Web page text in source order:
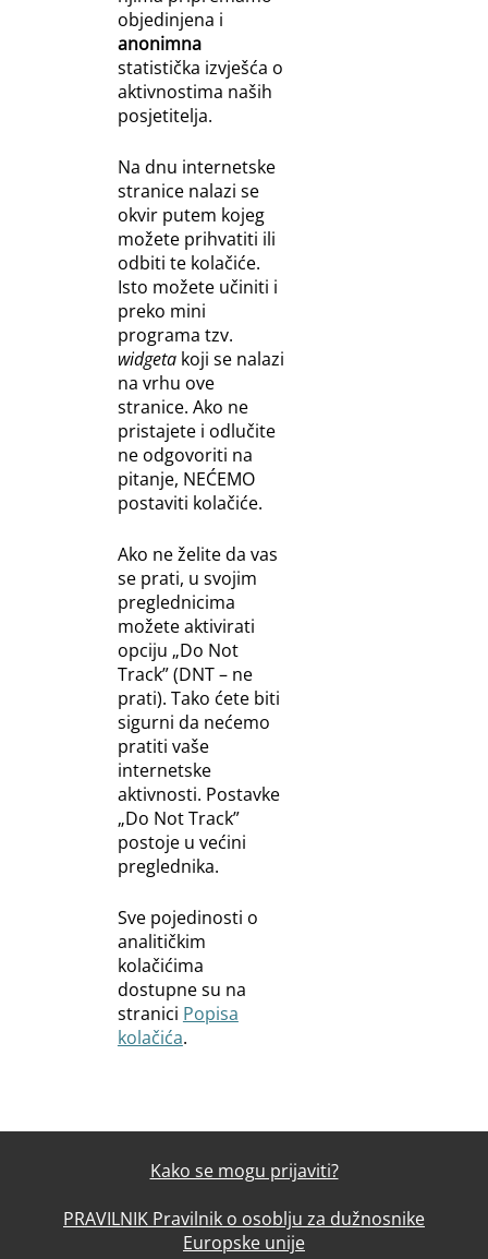
objedinjena i
anonimna
statistička izvješća o
aktivnostima naših
posjetitelja.
Na dnu internetske
stranice nalazi se
okvir putem kojeg
možete prihvatiti ili
odbiti te kolačiće.
Isto možete učiniti i
preko mini
programa tzv.
widgetakoji se nalazi
na vrhu ove
stranice. Ako ne
pristajete i odlučite
ne odgovoriti na
pitanje, NEĆEMO
postaviti kolačiće.
Ako ne želite da vas
se prati, u svojim
preglednicima
možete aktivirati
opciju „Do Not
Track” (DNT – ne
prati). Tako ćete biti
sigurni da nećemo
pratiti vaše
internetske
aktivnosti. Postavke
„Do Not Track”
postoje u većini
preglednika.
Sve pojedinosti o
analitičkim
kolačićima
dostupne su na
stranici Popisa
kolačića.
Kako se mogu prijaviti?
PRAVILNIK Pravilnik o osoblju za dužnosnike
Europske unije